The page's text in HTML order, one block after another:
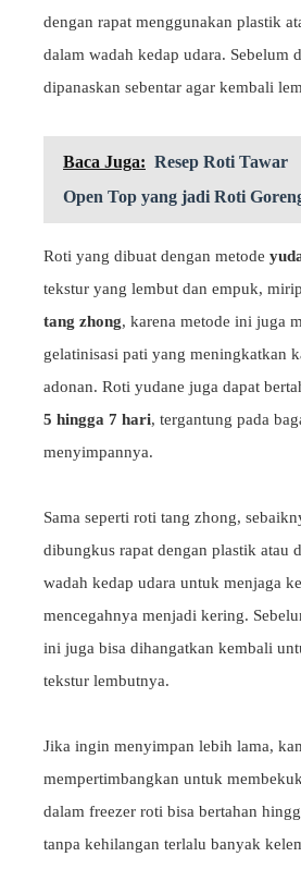
dengan rapat menggunakan plastik
dalam wadah kedap udara. Sebelum
dipanaskan sebentar agar kembali
Baca Juga: Resep Roti Tawar
Open Top yang jadi Roti
Roti yang dibuat dengan metode
tekstur yang lembut dan empuk,
tang zhong, karena metode ini juga
gelatinisasi pati yang meningkatkan
adonan. Roti yudane juga dapat
5 hingga 7 hari, tergantung pada
menyimpannya.
Sama seperti roti tang zhong,
dibungkus rapat dengan plastik atau
wadah kedap udara untuk menjaga
mencegahnya menjadi kering.
ini juga bisa dihangatkan kembali
tekstur lembutnya.
Jika ingin menyimpan lebih lama,
mempertimbangkan untuk
dalam freezer roti bisa bertahan
tanpa kehilangan terlalu banyak